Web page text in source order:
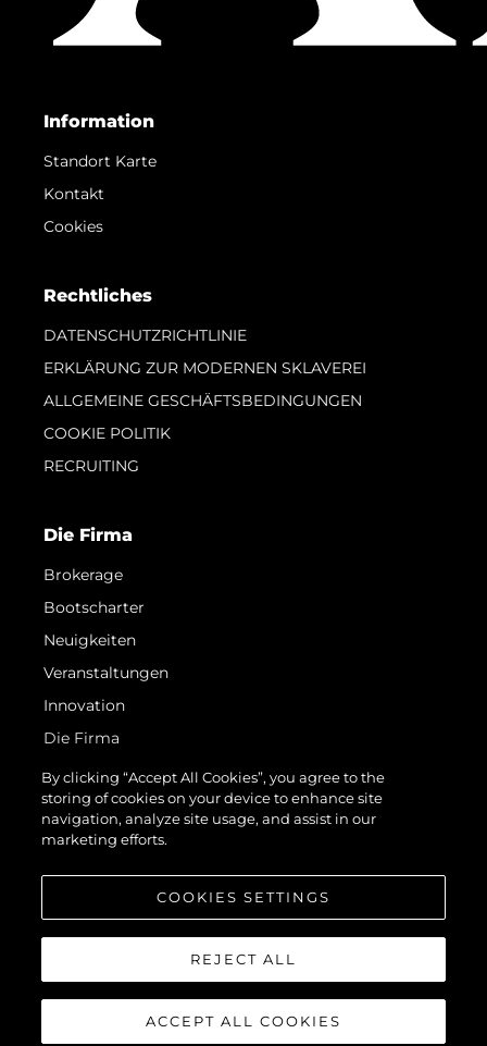
Information
Standort Karte
Kontakt
Cookies
Rechtliches
DATENSCHUTZRICHTLINIE
ERKLÄRUNG ZUR MODERNEN SKLAVEREI
ALLGEMEINE GESCHÄFTSBEDINGUNGEN
COOKIE POLITIK
RECRUITING
Die Firma
Brokerage
Bootscharter
Neuigkeiten
Veranstaltungen
Innovation
Die Firma
Das Team
Lifestyle
Geschichte
© 2026 Sunseeker London Group.Alle Rechte vorbehalten.
By clicking “Accept All Cookies”, you agree to the
storing of cookies on your device to enhance site
navigation, analyze site usage, and assist in our
marketing efforts.
COOKIES SETTINGS
REJECT ALL
ACCEPT ALL COOKIES